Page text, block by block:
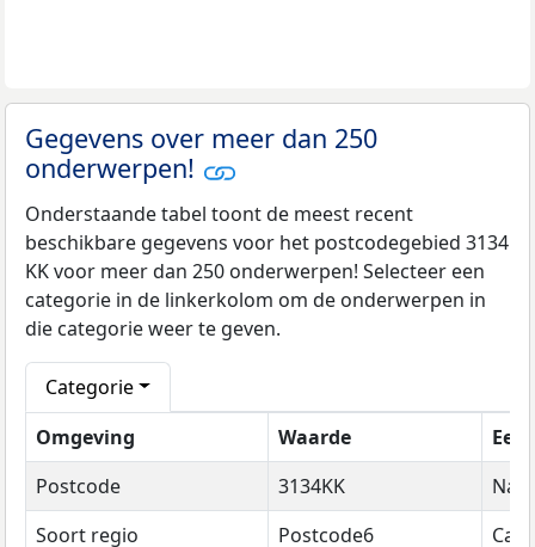
Gegevens over meer dan 250
onderwerpen!
Onderstaande tabel toont de meest recent
beschikbare gegevens voor het postcodegebied 3134
KK voor meer dan 250 onderwerpen! Selecteer een
categorie in de linkerkolom om de onderwerpen in
die categorie weer te geven.
Categorie
Omgeving
Waarde
Postcode
3134KK
Soort regio
Postcode6